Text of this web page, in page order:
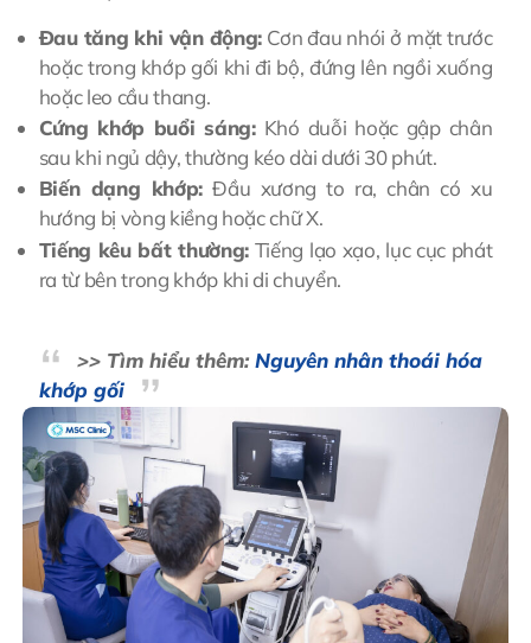
Đau tăng khi vận động: Cơn đau nhói ở mặt trước
hoặc trong khớp gối khi đi bộ, đứng lên ngồi xuống
hoặc leo cầu thang.
Cứng khớp buổi sáng:Khó duỗi hoặc gập chân
sau khi ngủ dậy, thường kéo dài dưới 30 phút.
Biến dạng khớp:Đầu xương to ra, chân có xu
hướng bị vòng kiềng hoặc chữ X.
Tiếng kêu bất thường:Tiếng lạo xạo, lục cục phát
ra từ bên trong khớp khi di chuyển.
>> Tìm hiểu thêm:Nguyên nhân thoái hóa
khớp gối